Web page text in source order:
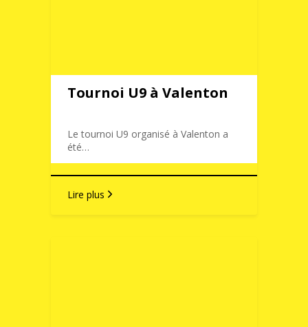
Tournoi U9 à Valenton
Le tournoi U9 organisé à Valenton a
été…
Lire plus